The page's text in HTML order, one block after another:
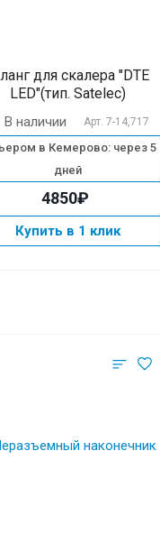
для скалера "DTE
LED"(тип. Satelec)
В наличии Арт. 7-14,717
в Кемерово: через 5
дней
4850₽
Купить в 1 клик